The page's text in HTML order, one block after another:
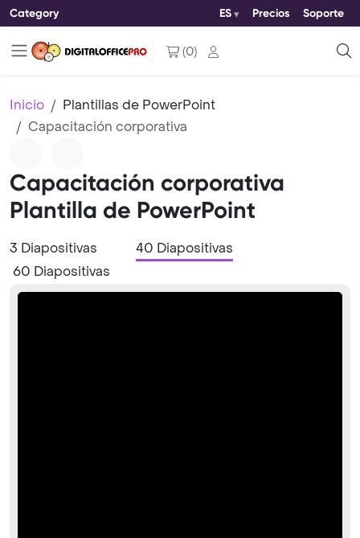
Category ES Precios Soporte
(0)
Inicio
Plantillas de PowerPoint
Capacitación corporativa
Capacitación corporativa
Plantilla de PowerPoint
3 Diapositivas
40 Diapositivas
60 Diapositivas